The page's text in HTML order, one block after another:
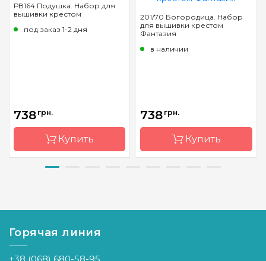
РВ164 Подушка. Набор для
вышивки крестом
под заказ 1-2 дня
738 грн.
Купить
Страна-
Молдова
Размер
40x40 cm
Канва
Fein-
201/70 Богородица. Набор
для вышивки крестом
Фантазия
в наличии
738 грн.
Купить
Страна-
Украина
Горячая линия